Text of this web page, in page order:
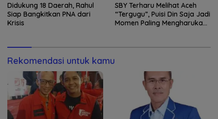
Didukung 18 Daerah, Rahul
Siap Bangkitkan PNA dari
Krisis
SBY Terharu Melihat Aceh
“Tergugu”, Puisi Din Saja Jadi
Momen Paling Mengharukan
Rekomendasi untuk kamu